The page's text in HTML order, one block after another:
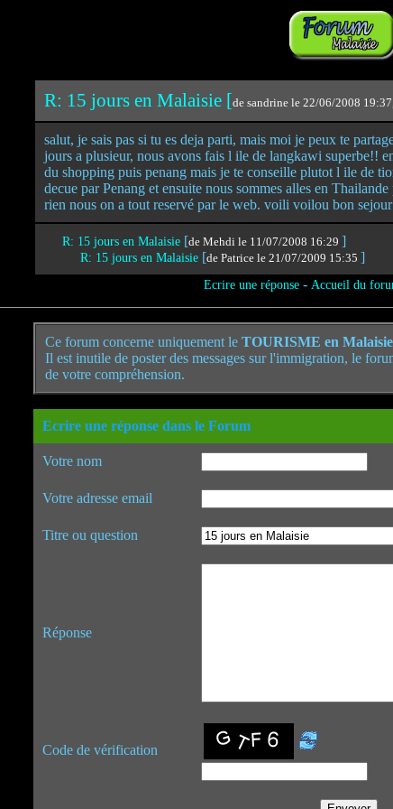
R: 15 jours en Malaisie [de sandrine le 22/06/2008
salut, je sais pas si tu es deja parti, mais moi je peux te
jours a plusieur, nous avons fais l ile de langkawi superbe!!
du shopping puis penang mais je te conseille plutot l ile de
decue par Penang et ensuite nous sommes alles en
rien nous on a tout reservé par le web. voili voilou bon sejour
R: 15 jours en Malaisie [de Mehdi le 11/07/2008 16:29 ]
R: 15 jours en Malaisie [de Patrice le 21/07/2009 15:35 ]
Ecrire une réponse- Accueil du
Ce forum concerne uniquement le TOURISME en
Il est inutile de poster des messages sur l'immigration, le
de votre compréhension.
Ecrire une réponse dans le Forum
Votre nom
Votre adresse email
Titre ou question
Réponse
Code de vérification